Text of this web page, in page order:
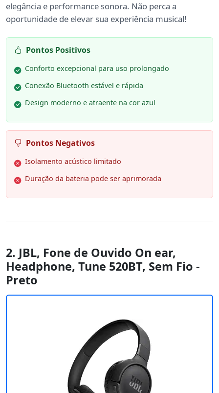
elegância e performance sonora. Não perca a
oportunidade de elevar sua experiência musical!
Pontos Positivos
Conforto excepcional para uso prolongado
Conexão Bluetooth estável e rápida
Design moderno e atraente na cor azul
Pontos Negativos
Isolamento acústico limitado
Duração da bateria pode ser aprimorada
2. JBL, Fone de Ouvido On ear,
Headphone, Tune 520BT, Sem Fio -
Preto